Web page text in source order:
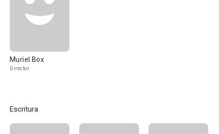
Muriel Box
Director
Escritura